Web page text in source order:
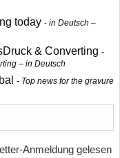
today
in Deutsch –
& Converting
– in Deutsch
Top news for the gravure
Anmeldung gelesen